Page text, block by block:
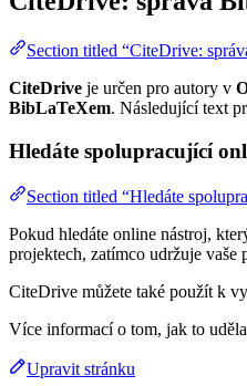
Section titled “CiteDrive:
CiteDrive je určen pro autory v
BibLaTeXem. Následující text
Hledáte spolupracující
Section titled “Hledáte
Pokud hledáte online nástroj,
projektech, zatímco udržuje
CiteDrive můžete také použít k
Více informací o tom, jak to
Upravit stránku